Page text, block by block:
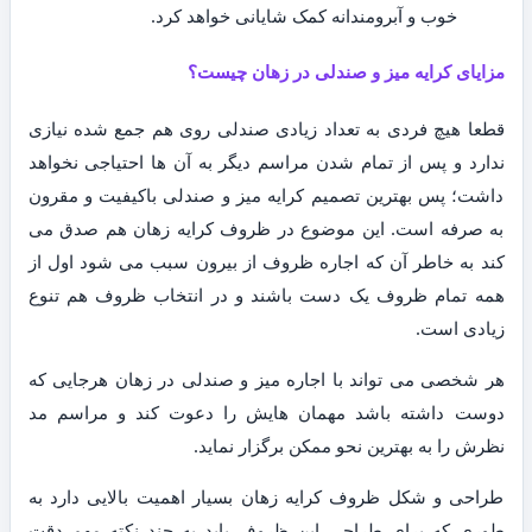
خوب و آبرومندانه کمک شایانی خواهد کرد.
مزایای کرایه میز و صندلی در زهان چیست؟
قطعا هیچ فردی به تعداد زیادی صندلی روی هم جمع شده نیازی
ندارد و پس از تمام شدن مراسم دیگر به آن ها احتیاجی نخواهد
داشت؛ پس بهترین تصمیم کرایه میز و صندلی باکیفیت و مقرون
به صرفه است. این موضوع در ظروف کرایه زهان هم صدق می
کند به خاطر آن که اجاره ظروف از بیرون سبب می شود اول از
همه تمام ظروف یک دست باشند و در انتخاب ظروف هم تنوع
زیادی است.
هر شخصی می تواند با اجاره میز و صندلی در زهان هرجایی که
دوست داشته باشد مهمان هایش را دعوت کند و مراسم مد
نظرش را به بهترین نحو ممکن برگزار نماید.
طراحی و شکل ظروف کرایه زهان بسیار اهمیت بالایی دارد به